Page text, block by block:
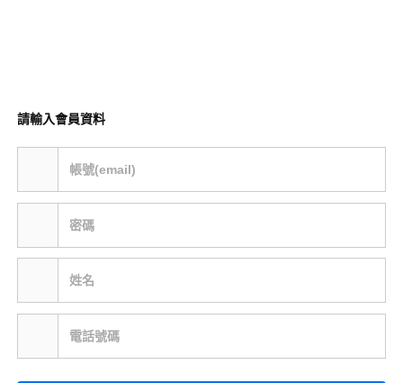
請輸入會員資料
帳號(email)
密碼
姓名
電話號碼